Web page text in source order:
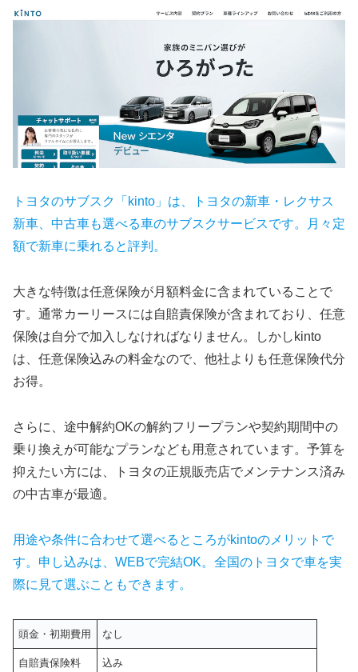
トヨタのサブスク「kinto」は、トヨタの新車・レクサス
新車、中古車も選べる車のサブスクサービスです。月々定
額で新車に乗れると評判。
大きな特徴は任意保険が月額料金に含まれていることで
す。通常カーリースには自賠責保険が含まれており、任意
保険は自分で加入しなければなりません。しかしkinto
は、任意保険込みの料金なので、他社よりも任意保険代分
お得。
さらに、途中解約OKの解約フリープランや契約期間中の
乗り換えが可能なプランなども用意されています。予算を
抑えたい方には、トヨタの正規販売店でメンテナンス済み
の中古車が最適。
用途や条件に合わせて選べるところがkintoのメリットで
す。申し込みは、WEBで完結OK。全国のトヨタで車を実
際に見て選ぶこともできます。
頭金・初期費用 なし
自賠責保険料 込み